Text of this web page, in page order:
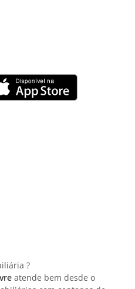
?
atende bem desde o